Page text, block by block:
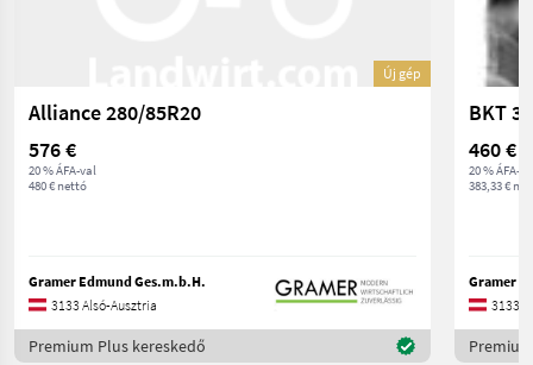
Új gép
Alliance 280/85R20
576 €
20 % ÁFA-val
480 € nettó
Gramer Edmund Ges.m.b.H.
3133 Alsó-Ausztria
Premium Plus kereskedő
BKT
460 €
20 % ÁFA-
383,33 €
Gramer
3133